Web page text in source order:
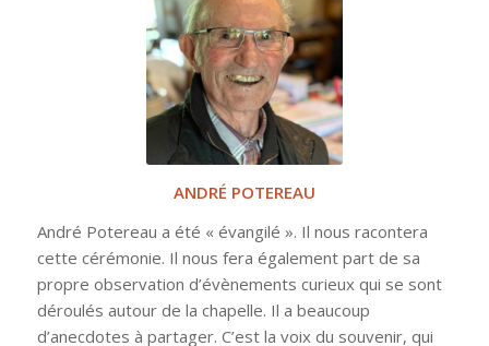
ANDRÉ POTEREAU
André Potereau a été « évangilé ». Il nous racontera
cette cérémonie. Il nous fera également part de sa
propre observation d’évènements curieux qui se sont
déroulés autour de la chapelle. Il a beaucoup
d’anecdotes à partager. C’est la voix du souvenir, qui